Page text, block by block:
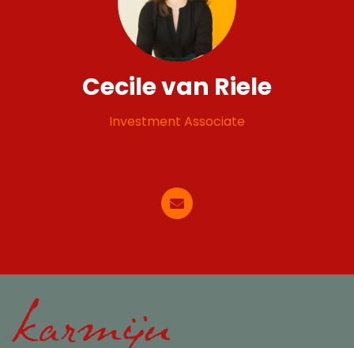
Cecile van Riele
Investment Associate